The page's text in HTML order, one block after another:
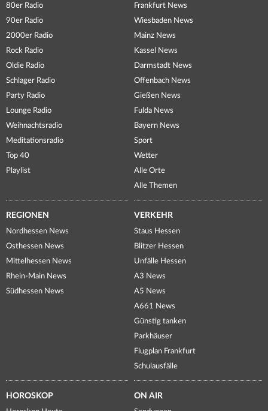
80er Radio
90er Radio
2000er Radio
Rock Radio
Oldie Radio
Schlager Radio
Party Radio
Lounge Radio
Weihnachtsradio
Meditationsradio
Top 40
Playlist
Frankfurt News
Wiesbaden News
Mainz News
Kassel News
Darmstadt News
Offenbach News
Gießen News
Fulda News
Bayern News
Sport
Wetter
Alle Orte
Alle Themen
REGIONEN
Nordhessen News
Osthessen News
Mittelhessen News
Rhein-Main News
Südhessen News
VERKEHR
Staus Hessen
Blitzer Hessen
Unfälle Hessen
A3 News
A5 News
A661 News
Günstig tanken
Parkhäuser
Flugplan Frankfurt
Schulausfälle
HOROSKOP ON AIR